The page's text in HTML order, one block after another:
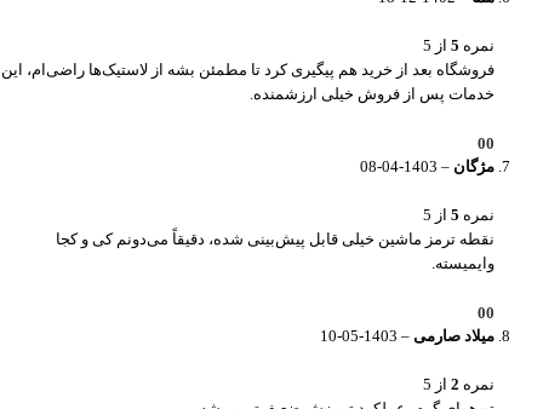
نمره 5 از 5
فروشگاه بعد از خرید هم پیگیری کرد تا مطمئن بشه از لاستیک‌ها راضی‌ام، این
خدمات پس از فروش خیلی ارزشمنده.
0
0
مژگان –
1403-04-08
نمره 5 از 5
نقطه ترمز ماشین خیلی قابل پیش‌بینی شده، دقیقاً می‌دونم کی و کجا
وایمیسته.
0
0
میلاد صارمی –
1403-05-10
نمره 2 از 5